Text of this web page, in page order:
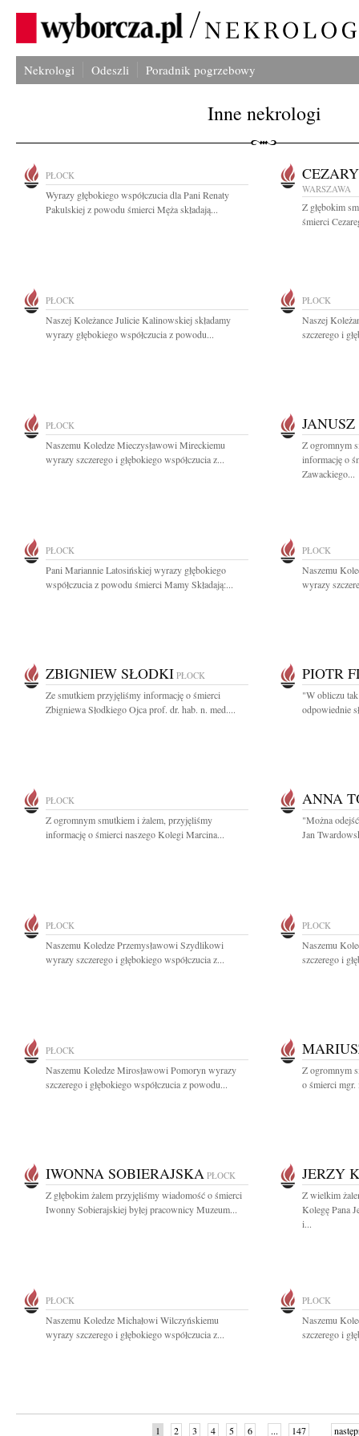
Nekrologi Odeszli Poradnik pogrzebowy
Inne nekrologi
PŁOCK
Wyrazy głębokiego współczucia dla Pani Renaty
Pakulskiej z powodu śmierci Męża składają...
WARSZAWA
Z głębokim
śmierci
PŁOCK
Naszej Koleżance Julicie Kalinowskiej składamy
wyrazy głębokiego współczucia z powodu...
PŁOCK
Naszej
szczerego i
PŁOCK
Naszemu Koledze Mieczysławowi Mireckiemu
wyrazy szczerego i głębokiego współczucia z...
Z ogromnym
informację o
Zawackiego...
PŁOCK
Pani Mariannie Latosińskiej wyrazy głębokiego
współczucia z powodu śmierci Mamy Składają:...
PŁOCK
Naszemu
wyrazy
ZBIGNIEW SŁODKI PŁOCK
Ze smutkiem przyjęliśmy informację o śmierci
Zbigniewa Słodkiego Ojca prof. dr. hab. n. med....
PIOTR
"W obliczu
odpowiednie
PŁOCK
Z ogromnym smutkiem i żalem, przyjęliśmy
informację o śmierci naszego Kolegi Marcina...
ANNA
"Można
Jan
PŁOCK
Naszemu Koledze Przemysławowi Szydlikowi
wyrazy szczerego i głębokiego współczucia z...
PŁOCK
Naszemu
szczerego i
PŁOCK
Naszemu Koledze Mirosławowi Pomoryn wyrazy
szczerego i głębokiego współczucia z powodu...
Z ogromnym
o śmierci
IWONNA SOBIERAJSKA PŁOCK
Z głębokim żalem przyjęliśmy wiadomość o śmierci
Iwonny Sobierajskiej byłej pracownicy Muzeum...
JERZY
Z wielkim
Kolegę Pana
i...
PŁOCK
Naszemu Koledze Michałowi Wilczyńskiemu
wyrazy szczerego i głębokiego współczucia z...
PŁOCK
Naszemu
szczerego i
1 2 3 4 5 6 ... 147